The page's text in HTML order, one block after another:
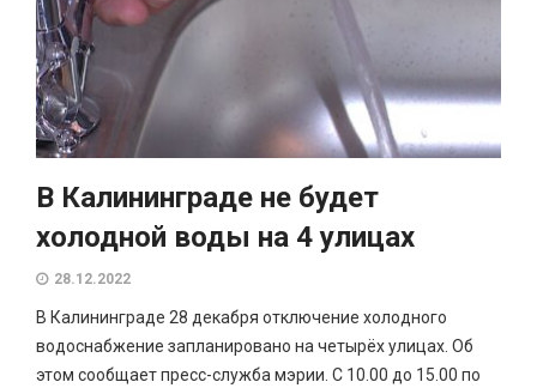
В Калининграде не будет
холодной воды на 4 улицах
28.12.2022
В Калининграде 28 декабря отключение холодного
водоснабжение запланировано на четырёх улицах. Об
этом сообщает пресс-служба мэрии. С 10.00 до 15.00 по